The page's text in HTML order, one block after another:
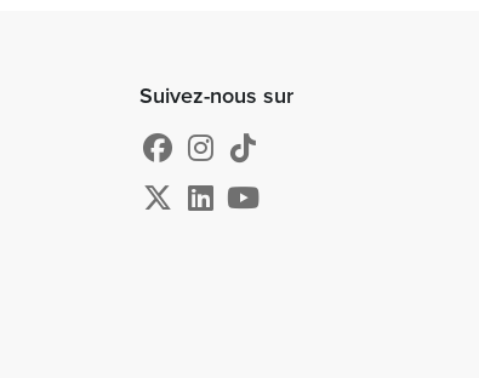
Suivez-nous sur